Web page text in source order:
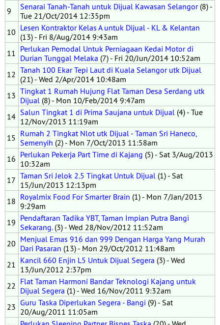
9
Senarai Tanah-Tanah untuk Dijual Kawasan Selangor(8) -
Tue 21/Oct/2014 12:35pm
10 Lesen Kontraktor Kelas A untuk Dijual - KL & Kelantan
(13) - Fri 8/Aug/2014 9:43am
11 Perlukan Pemodal Untuk Perniagaan Kedai Motor di
Durian Tunggal Melaka (7) - Fri 20/Jun/2014 10:52am
12 Tanah 100 Ekar Tepi Laut di Kuala Selangor utk Dijual
(21) - Wed 2/Apr/2014 10:48am
13 Tingkat 1 Rumah Hujung Flat Taman Desa Serdang utk
Dijual (8) - Mon 10/Feb/2014 9:47am
14 Salun Tingkat 1 di Prima Saujana untuk Dijual (4) - Tue
12/Nov/2013 11:19am
15 Rumah 2 Tingkat Nlot utk Dijual - Taman Sri Haneco,
Semenyih (2) - Mon 7/Oct/2013 11:58am
16 Perlukan Pekerja Part Time di Kajang (5) - Sat 3/Aug/2013
10:32am
17 Taman Sri Jelok 2.5 Tingkat Untuk Dijual (1) - Sat
15/Jun/2013 12:13pm
18 Royalmix Food For Smarter Brain (1) - Mon 7/Jan/2013
9:29am
19 Pendaftaran Tadika YBT, Taman Impian Putra Bangi
Sekarang.(3) - Wed 28/Nov/2012 11:52am
20 Menjual Emas 916 dan 999 Dengan Harga Yang Murah
Dari Pasaran (13) - Mon 29/Oct/2012 11:48am
21 Kancil 660 Enjin L5 Untuk Dijual Segera (3) - Wed
13/Jun/2012 2:37pm
22 Flat Taman Harmoni Bandar Teknologi Kajang untuk
Dijual Segera (1) - Wed 16/Nov/2011 9:32am
23 Guru Taska Diperlukan Segera - Bangi (9) - Sat
20/Aug/2011 11:05am